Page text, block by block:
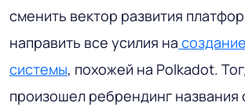
сменить вектор развития
направить все усилия на
системы, похожей на Polkadot.
произошел ребрендинг названия